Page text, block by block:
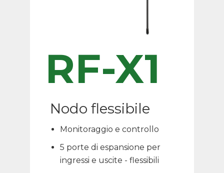
RF-X1
Nodo flessibile
Monitoraggio e controllo
5 porte di espansione per
ingressi e uscite - flessibili